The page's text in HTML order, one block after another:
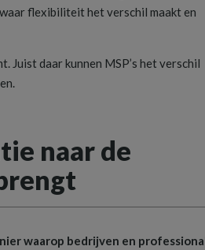
flexibiliteit het verschil maakt en
daar kunnen MSP’s het verschil
naar de
waarop bedrijven en